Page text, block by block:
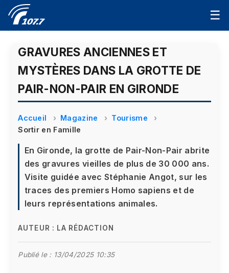
☰
GRAVURES ANCIENNES ET
MYSTÈRES DANS LA GROTTE DE
PAIR-NON-PAIR EN GIRONDE
Accueil Magazine
Tourisme
Sortir en Famille
En Gironde, la grotte de Pair-Non-Pair abrite
des gravures vieilles de plus de 30 000 ans.
Visite guidée avec Stéphanie Angot, sur les
traces des premiers Homo sapiens et de
leurs représentations animales.
AUTEUR : LA RÉDACTION
Publié le : 13/04/2025 10:35